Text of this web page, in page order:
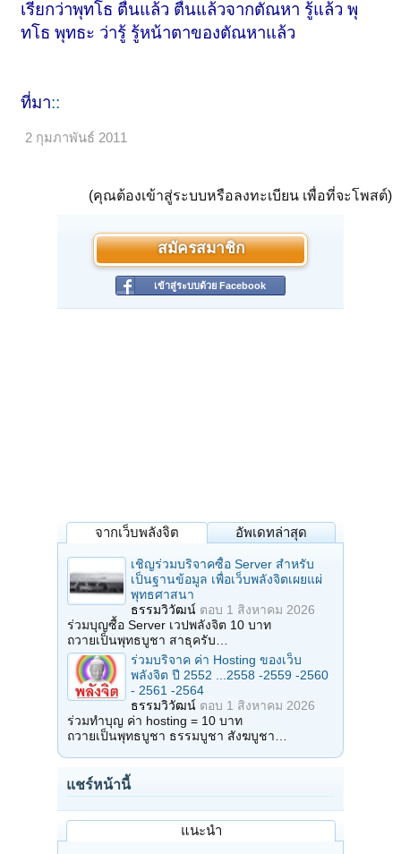
เรียกว่าพุทโธ ตื่นแล้ว ตื่นแล้วจากตัณหา รู้แล้ว พุ
ทโธ พุทธะ ว่ารู้ รู้หน้าตาของตัณหาแล้ว
ที่มา::
2 กุมภาพันธ์ 2011
(คุณต้องเข้าสู่ระบบหรือลงทะเบียน เพื่อที่จะโพสต์)
สมัครสมาชิก
เข้าสู่ระบบด้วย Facebook
จากเว็บพลังจิต อัพเดทล่าสุด
เชิญร่วมบริจาคซื้อ Server สำหรับ
เป็นฐานข้อมูล เพื่อเว็บพลังจิตเผยแผ่
พุทธศาสนา
ธรรมวิวัฒน์ ตอบ 1 สิงหาคม 2026
ร่วมบุญซื้อ Server เวปพลังจิต 10 บาท
ถวายเป็นพุทธบูชา สาธุครับ…
ร่วมบริจาค ค่า Hosting ของเว็บ
พลังจิต ปี 2552 ...2558 -2559 -2560
- 2561 -2564
ธรรมวิวัฒน์ ตอบ 1 สิงหาคม 2026
ร่วมทำบุญ ค่า hosting = 10 บาท
ถวายเป็นพุทธบูชา ธรรมบูชา สังฆบูชา…
แชร์หน้านี้
แนะนำ